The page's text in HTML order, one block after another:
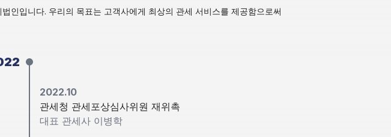
인입니다. 우리의 목표는 고객사에게 최상의 관세 서비스를 제공함으로써
2022.10
관세청 관세포상심사위원 재위촉
대표 관세사 이병학